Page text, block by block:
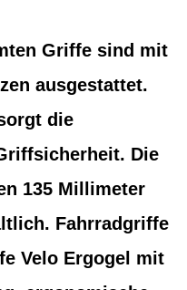
Griffe sind mit
ausgestattet.
die
Die
135 Millimeter
Fahrradgriffe
Velo Ergogel mit